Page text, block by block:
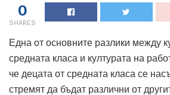
0
SHARES
Една от основните разлики между
средната класа и културата на
че децата от средната класа се
стремят да бъдат различни от